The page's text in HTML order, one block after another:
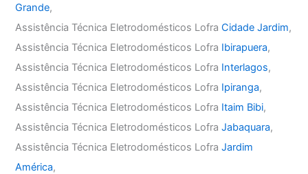
Grande,
Assistência Técnica Eletrodomésticos LofraCidade Jardim,
Assistência Técnica Eletrodomésticos Lofra Ibirapuera,
Assistência Técnica Eletrodomésticos Lofra Interlagos,
Assistência Técnica Eletrodomésticos Lofra Ipiranga,
Assistência Técnica Eletrodomésticos Lofra Itaim Bibi,
Assistência Técnica Eletrodomésticos LofraJabaquara,
Assistência Técnica Eletrodomésticos LofraJardim
América,